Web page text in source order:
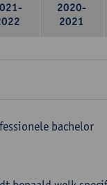
2020-
2021
bachelor